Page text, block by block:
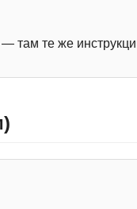
— там те же